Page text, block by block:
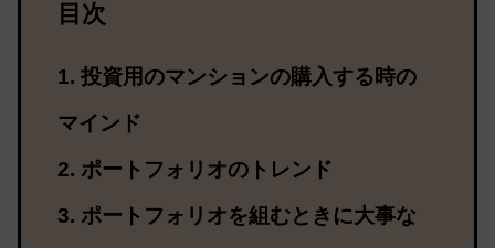
目次
投資用のマンションの購入する時の
マインド
ポートフォリオのトレンド
ポートフォリオを組むときに大事な